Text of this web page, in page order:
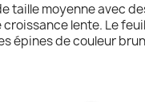
taille moyenne avec
lente. Le
épines de couleur